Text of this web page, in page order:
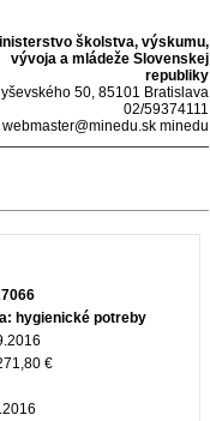
školstva, výskumu,
vývoja a mládeže Slovenskej
republiky
50, 85101 Bratislava
02/59374111
webmaster@minedu.sk minedu
hygienické potreby
€